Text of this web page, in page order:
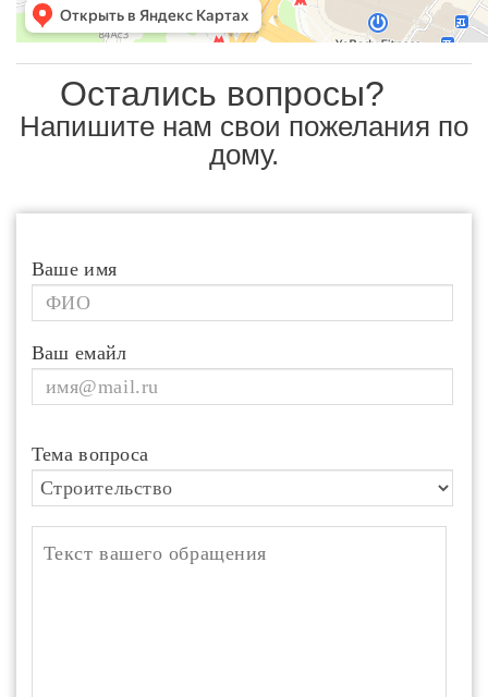
Остались вопросы?
Напишите нам свои пожелания по
дому.
Ваше имя
Ваш емайл
Тема вопроса